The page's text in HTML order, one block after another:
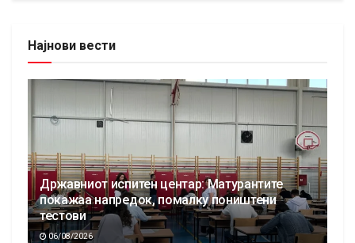
Најнови вести
Државниот испитен центар: Матурантите
покажаа напредок, помалку поништени
тестови
06/08/2026